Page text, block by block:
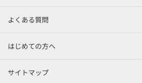
よくある質問
はじめての方へ
サイトマップ